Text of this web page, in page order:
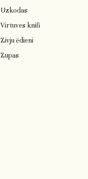
Uzkodas
Virtuves knifi
Zivju ēdieni
Zupas